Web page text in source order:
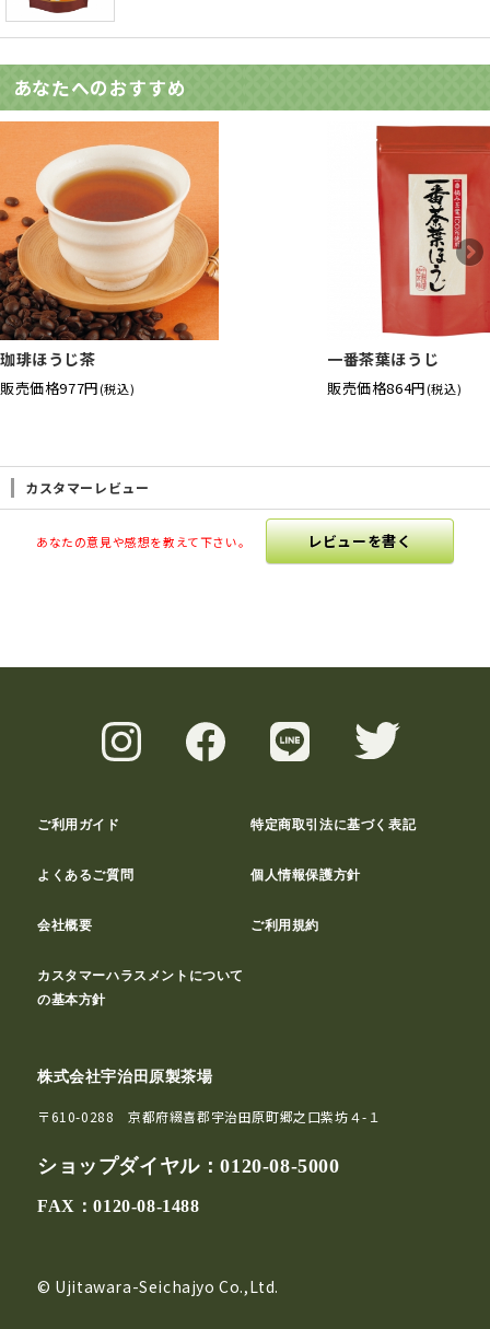
あなたへのおすすめ
珈琲ほうじ茶
販売価格977円(税込)
一番茶葉ほうじ
販売価格864円(税込)
カスタマーレビュー
あなたの意見や感想を教えて下さい。 レビューを書く
ご利用ガイド 特定商取引法に基づく表記
よくあるご質問 個人情報保護方針
会社概要 ご利用規約
カスタマーハラスメントについて
の基本方針
株式会社宇治田原製茶場
〒610-0288 京都府綴喜郡宇治田原町郷之口紫坊４-１
ショップダイヤル：0120-08-5000
FAX：0120-08-1488
© Ujitawara-Seichajyo Co.,Ltd.